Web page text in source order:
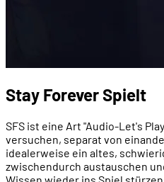
Stay Forever Spielt
SFS ist eine Art "Audio-Let's
versuchen, separat von
idealerweise ein altes,
zwischendurch austauschen